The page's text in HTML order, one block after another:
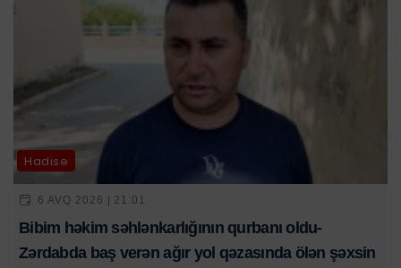
Hadisə
6 AVQ 2026 | 21:01
Bibim həkim səhlənkarlığının qurbanı oldu-
Zərdabda baş verən ağır yol qəzasında ölən şəxsin